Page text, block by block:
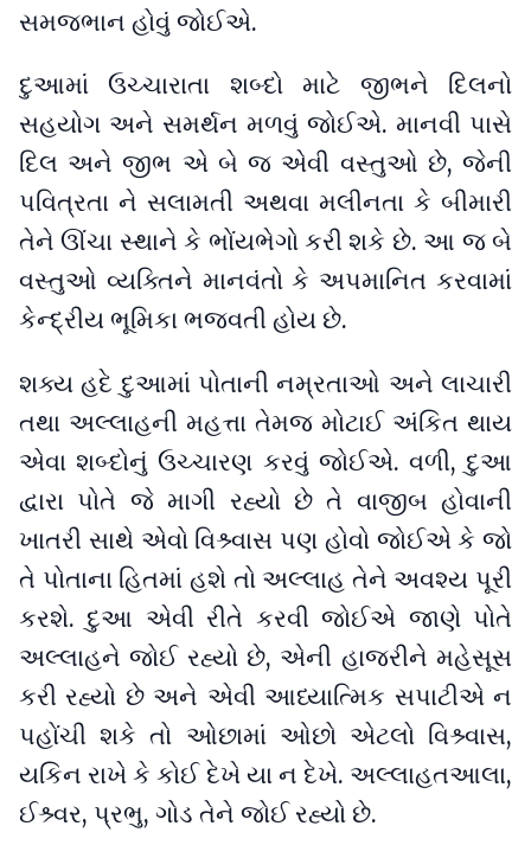
સમજભાન હોવું જોઈએ.
દુઆમાં ઉચ્ચારાતા શબ્દો માટે જીભને દિલનો
સહયોગ અને સમર્થન મળવું જોઈએ. માનવી પાસે
દિલ અને જીભ એ બે જ એવી વસ્તુઓ છે, જેની
પવિત્રતા ને સલામતી અથવા મલીનતા કે બીમારી
તેને ઊંચા સ્થાને કે ભોંયભેગો કરી શકે છે. આ જ બે
વસ્તુઓ વ્યક્તિને માનવંતો કે અપમાનિત કરવામાં
કેન્દ્રીય ભૂમિકા ભજવતી હોય છે.
શક્ય હદે દુઆમાં પોતાની નમ્રતાઓ અને લાચારી
તથા અલ્લાહની મહત્તા તેમજ મોટાઈ અંકિત થાય
એવા શબ્દોનું ઉચ્ચારણ કરવું જોઈએ. વળી, દુઆ
દ્વારા પોતે જે માગી રહ્યો છે તે વાજીબ હોવાની
ખાતરી સાથે એવો વિશ્ર્વાસ પણ હોવો જોઈએ કે જો
તે પોતાના હિતમાં હશે તો અલ્લાહ તેને અવશ્ય પૂરી
કરશે. દુઆ એવી રીતે કરવી જોઈએ જાણે પોતે
અલ્લાહને જોઈ રહ્યો છે, એની હાજરીને મહેસૂસ
કરી રહ્યો છે અને એવી આધ્યાત્મિક સપાટીએ ન
પહોંચી શકે તો ઓછામાં ઓછો એટલો વિશ્ર્વાસ,
યકિન રાખે કે કોઈ દેખે યા ન દેખે. અલ્લાહતઆલા,
ઈશ્ર્વર, પ્રભુ, ગોડ તેને જોઈ રહ્યો છે.